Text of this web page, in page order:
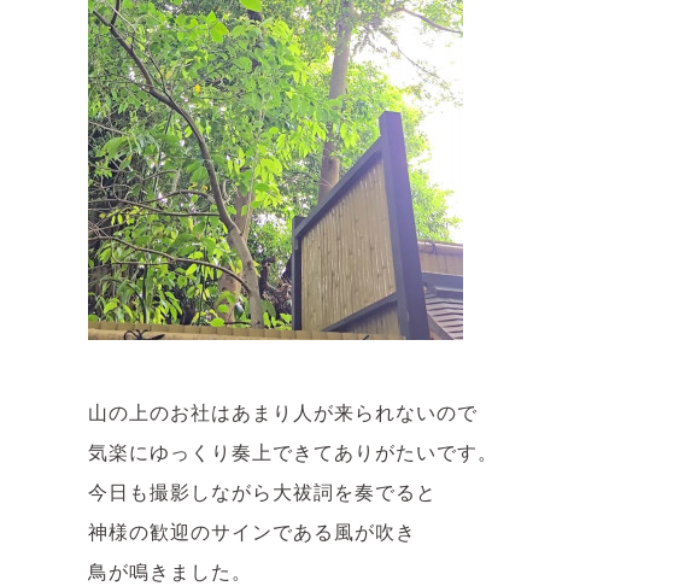
山の上のお社はあまり人が来られないので
気楽にゆっくり奏上できてありがたいです。
今日も撮影しながら大祓詞を奏でると
神様の歓迎のサインである風が吹き
鳥が鳴きました。